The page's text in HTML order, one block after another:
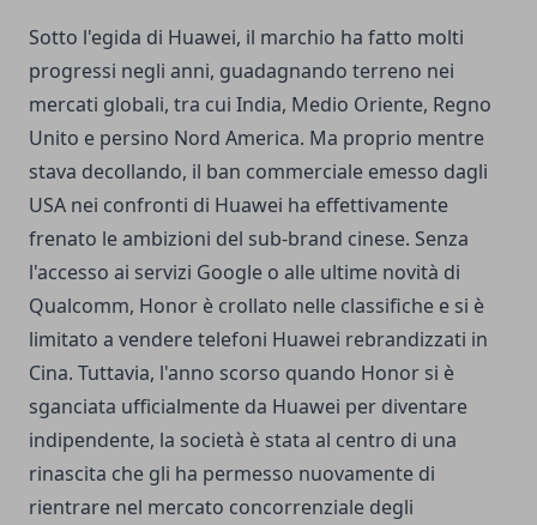
Sotto l'egida di Huawei, il marchio ha fatto molti
progressi negli anni, guadagnando terreno nei
mercati globali, tra cui India, Medio Oriente, Regno
Unito e persino Nord America. Ma proprio mentre
stava decollando, il ban commerciale emesso dagli
USA nei confronti di Huawei ha effettivamente
frenato le ambizioni del sub-brand cinese. Senza
l'accesso ai servizi Google o alle ultime novità di
Qualcomm, Honor è crollato nelle classifiche e si è
limitato a vendere telefoni Huawei rebrandizzati in
Cina. Tuttavia, l'anno scorso quando Honor si è
sganciata ufficialmente da Huawei per diventare
indipendente, la società è stata al centro di una
rinascita che gli ha permesso nuovamente di
rientrare nel mercato concorrenziale degli